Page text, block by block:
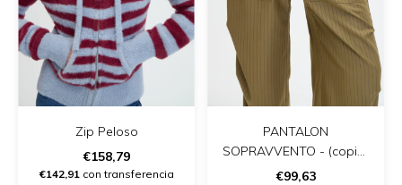
Zip Peloso
€158,79
€142,91 con transferencia
PANTALON
SOPRAVVENTO - (copia)
- (copia)
€99,63